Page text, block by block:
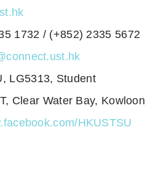
1732 / (+852) 2335 5672
LG5313, Student
Clear Water Bay, Kowloon
HKUSTSU